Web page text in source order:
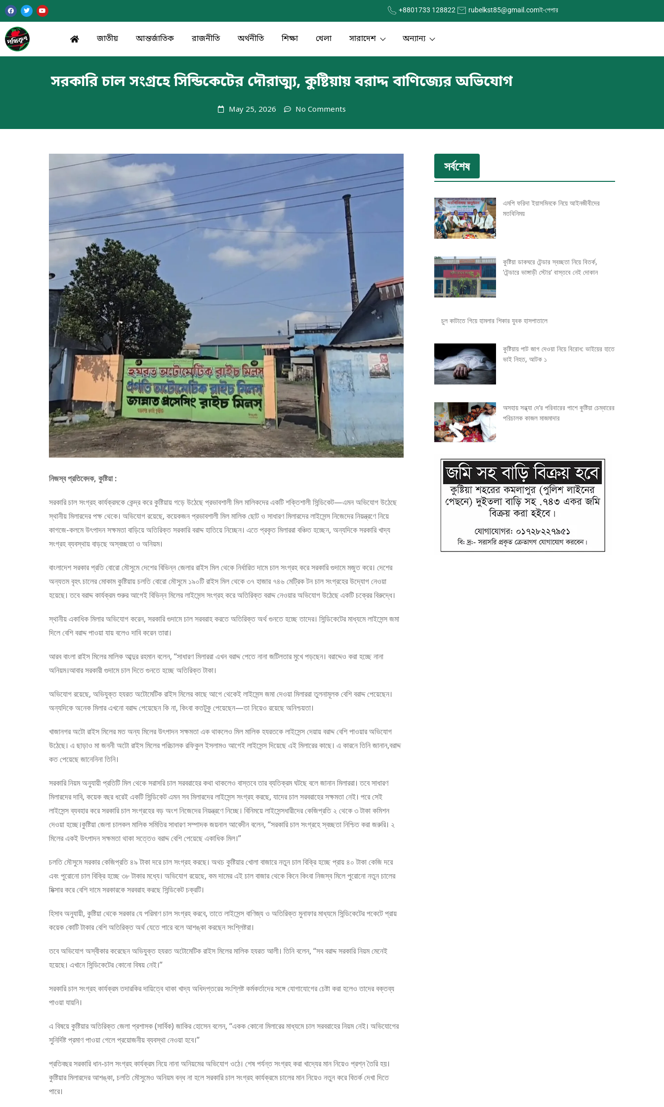
+8801733 128822 rubelkst85@gmail.comই-পেপার
জাতীয় আন্তর্জাতিক রাজনীতি অর্থনীতি শিক্ষা খেলা সারাদেশ অন্যান্য
সরকারি চাল সংগ্রহে সিন্ডিকেটের দৌরাত্ম্য, কুষ্টিয়ায় বরাদ্দ বাণিজ্যের অভিযোগ
May 25, 2026 No Comments
নিজস্ব প্রতিবেদক, কুষ্টিয়া :
সরকারি চাল সংগ্রহ কার্যক্রমকে কেন্দ্র করে কুষ্টিয়ায় গড়ে উঠেছে প্রভাবশালী মিল মালিকদের একটি শক্তিশালী সিন্ডিকেট—এমন অভিযোগ উঠেছে
স্থানীয় মিলারদের পক্ষ থেকে। অভিযোগ রয়েছে, কয়েকজন প্রভাবশালী মিল মালিক ছোট ও সাধারণ মিলারদের লাইসেন্স নিজেদের নিয়ন্ত্রণে নিয়ে
কাগজে-কলমে উৎপাদন সক্ষমতা বাড়িয়ে অতিরিক্ত সরকারি বরাদ্দ হাতিয়ে নিচ্ছেন। এতে প্রকৃত মিলাররা বঞ্চিত হচ্ছেন, অন্যদিকে সরকারি খাদ্য
সংগ্রহ ব্যবস্থায় বাড়ছে অস্বচ্ছতা ও অনিয়ম।
বাংলাদেশ সরকার প্রতি বোরো মৌসুমে দেশের বিভিন্ন জেলার রাইস মিল থেকে নির্ধারিত দামে চাল সংগ্রহ করে সরকারি গুদামে মজুত করে। দেশের
অন্যতম বৃহৎ চালের মোকাম কুষ্টিয়ায় চলতি বোরো মৌসুমে ১৯০টি রাইস মিল থেকে ৩৭ হাজার ৭৪৬ মেট্রিক টন চাল সংগ্রহের উদ্যোগ নেওয়া
হয়েছে। তবে বরাদ্দ কার্যক্রম শুরুর আগেই বিভিন্ন মিলের লাইসেন্স সংগ্রহ করে অতিরিক্ত বরাদ্দ নেওয়ার অভিযোগ উঠেছে একটি চক্রের বিরুদ্ধে।
স্থানীয় একাধিক মিলার অভিযোগ করেন, সরকারি গুদামে চাল সরবরাহ করতে অতিরিক্ত অর্থ গুনতে হচ্ছে তাদের। সিন্ডিকেটের মাধ্যমে লাইসেন্স জমা
দিলে বেশি বরাদ্দ পাওয়া যায় বলেও দাবি করেন তারা।
আরব বাংলা রাইস মিলের মালিক আব্দুর রহমান বলেন, “সাধারণ মিলাররা এখন বরাদ্দ পেতে নানা জটিলতার মুখে পড়ছেন। বরাদ্দেও করা হচ্ছে নানা
অনিয়ম।আবার সরকারী গুদামে চাল দিতে গুনতে হচ্ছে অতিরিক্ত টাকা।
অভিযোগ রয়েছে, অভিযুক্ত হযরত অটোমেটিক রাইস মিলের কাছে আগে থেকেই লাইসেন্স জমা দেওয়া মিলাররা তুলনামূলক বেশি বরাদ্দ পেয়েছেন।
অন্যদিকে অনেক মিলার এখনো বরাদ্দ পেয়েছেন কি না, কিংবা কতটুকু পেয়েছেন—তা নিয়েও রয়েছে অনিশ্চয়তা।
খাজানগর অটো রাইস মিলের মত অন্য মিলের উৎপাদন সক্ষমতা এক থাকলেও মিল মালিক হযরতকে লাইসেন্স দেয়ায় বরাদ্দ বেশি পাওয়ার অভিযোগ
উঠেছে। এ ছাড়াও মা জননী অটো রাইস মিলের পরিচালক রফিকুল ইসলামও আগেই লাইসেন্স দিয়েছে এই মিলারের কাছে। এ কারনে তিনি জানান,বরাদ্দ
কত পেয়েছে জানেনিনা তিনি।
সরকারি নিয়ম অনুযায়ী প্রতিটি মিল থেকে সরাসরি চাল সরবরাহের কথা থাকলেও বাস্তবে তার ব্যতিক্রম ঘটছে বলে জানান মিলাররা। তবে সাধারণ
মিলারদের দাবি, কয়েক বছর ধরেই একটি সিন্ডিকেট এমন সব মিলারদের লাইসেন্স সংগ্রহ করছে, যাদের চাল সরবরাহের সক্ষমতা নেই। পরে সেই
লাইসেন্স ব্যবহার করে সরকারি চাল সংগ্রহের বড় অংশ নিজেদের নিয়ন্ত্রণে নিচ্ছে। বিনিময়ে লাইসেন্সধারীদের কেজিপ্রতি ২ থেকে ৩ টাকা কমিশন
দেওয়া হচ্ছে।কুষ্টিয়া জেলা চালকল মালিক সমিতির সাধারণ সম্পাদক জয়নাল আবেদীন বলেন, “সরকারি চাল সংগ্রহে স্বচ্ছতা নিশ্চিত করা জরুরি। ২
মিলের একই উৎপাদন সক্ষমতা থাকা সত্তেও বরাদ্দ বেশি পেয়েছে একাধিক মিল।”
চলতি মৌসুমে সরকার কেজিপ্রতি ৪৯ টাকা দরে চাল সংগ্রহ করছে। অথচ কুষ্টিয়ার খোলা বাজারে নতুন চাল বিক্রি হচ্ছে প্রায় ৪০ টাকা কেজি দরে
এবং পুরোনো চাল বিক্রি হচ্ছে ৩৮ টাকার মধ্যে। অভিযোগ রয়েছে, কম দামের এই চাল বাজার থেকে কিনে কিংবা নিজস্ব মিলে পুরোনো নতুন চালের
মিক্সার করে বেশি দামে সরকারকে সরবরাহ করছে সিন্ডিকেট চক্রটি।
হিসাব অনুযায়ী, কুষ্টিয়া থেকে সরকার যে পরিমাণ চাল সংগ্রহ করবে, তাতে লাইসেন্স বাণিজ্য ও অতিরিক্ত মুনাফার মাধ্যমে সিন্ডিকেটের পকেটে প্রায়
কয়েক কোটি টাকার বেশি অতিরিক্ত অর্থ যেতে পারে বলে আশঙ্কা করছেন সংশ্লিষ্টরা।
তবে অভিযোগ অস্বীকার করেছেন অভিযুক্ত হযরত অটোমেটিক রাইস মিলের মালিক হযরত আলী। তিনি বলেন, “সব বরাদ্দ সরকারি নিয়ম মেনেই
হয়েছে। এখানে সিন্ডিকেটের কোনো বিষয় নেই।”
সরকারি চাল সংগ্রহ কার্যক্রম তদারকির দায়িত্বে থাকা খাদ্য অধিদপ্তরের সংশ্লিষ্ট কর্মকর্তাদের সঙ্গে যোগাযোগের চেষ্টা করা হলেও তাদের বক্তব্য
পাওয়া যায়নি।
এ বিষয়ে কুষ্টিয়ার অতিরিক্ত জেলা প্রশাসক (সার্বিক) জাকির হোসেন বলেন, “একক কোনো মিলারের মাধ্যমে চাল সরবরাহের নিয়ম নেই। অভিযোগের
সুনির্দিষ্ট প্রমাণ পাওয়া গেলে প্রয়োজনীয় ব্যবস্থা নেওয়া হবে।”
প্রতিবছর সরকারি ধান-চাল সংগ্রহ কার্যক্রম নিয়ে নানা অনিয়মের অভিযোগ ওঠে। শেষ পর্যন্ত সংগ্রহ করা খাদ্যের মান নিয়েও প্রশ্ন তৈরি হয়।
কুষ্টিয়ার মিলারদের আশঙ্কা, চলতি মৌসুমেও অনিয়ম বন্ধ না হলে সরকারি চাল সংগ্রহ কার্যক্রমে চালের মান নিয়েও নতুন করে বিতর্ক দেখা দিতে
পারে।
সর্বশেষ
এমপি ফরিদা ইয়াসমিনকে নিয়ে আইনজীবীদের
মতবিনিময়
কুষ্টিয়া ডাকঘরে টেন্ডার স্বচ্ছতা নিয়ে বিতর্ক,
‘টেন্ডারে ভাঙ্গাড়ী স্টোর’ বাস্তবে নেই দোকান
চুল কাটাতে গিয়ে হামলার শিকার যুবক হাসপাতালে
কুষ্টিয়ায় পাট জাগ দেওয়া নিয়ে বিরোধ: ভাইয়ের হাতে
ভাই নিহত, আটক ১
অসহায় সন্ধ্যা দে’র পরিবারের পাশে কুষ্টিয়া চেম্বারের
পরিচালক কাজল মাজমাদার